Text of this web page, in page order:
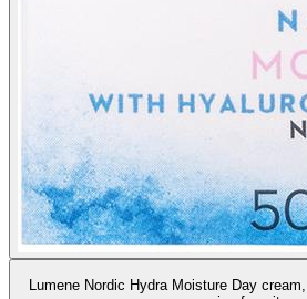
Lumene Nordic Hydra Moisture Day